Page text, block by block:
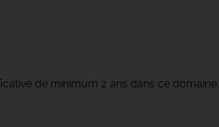
de minimum 2 ans dans ce domaine.